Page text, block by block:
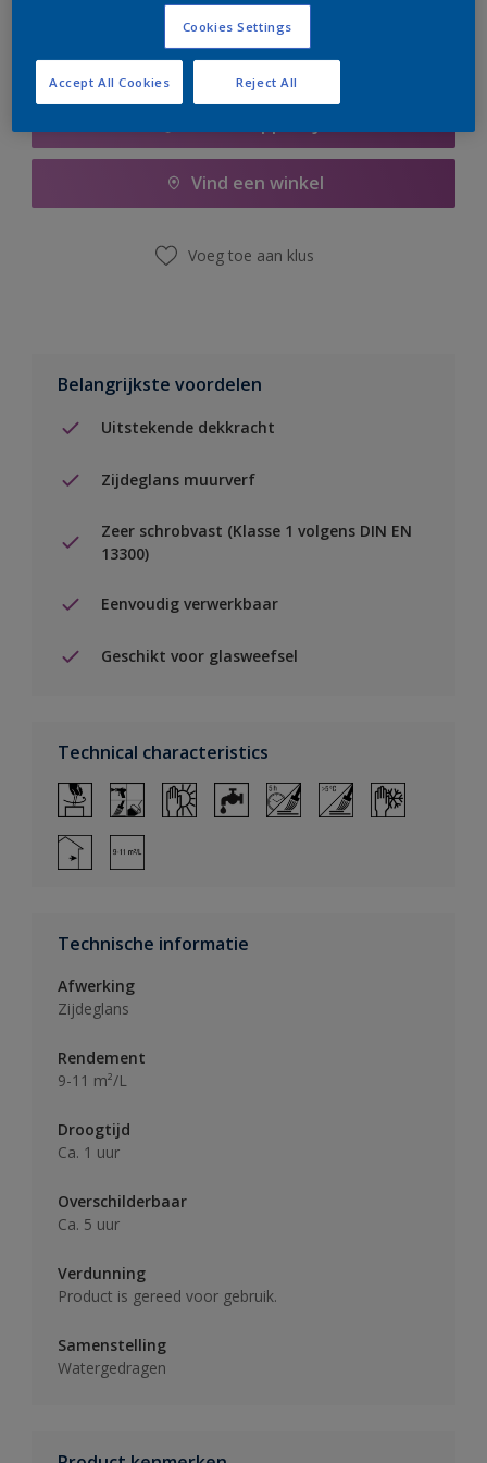
Vind een winkel
Voeg toe aan klus
Belangrijkste voordelen
Uitstekende dekkracht
Zijdeglans muurverf
Zeer schrobvast (Klasse 1 volgens DIN EN
13300)
Eenvoudig verwerkbaar
Geschikt voor glasweefsel
Technical characteristics
Technische informatie
Afwerking
Zijdeglans
Rendement
9-11 m²/L
Droogtijd
Ca. 1 uur
Overschilderbaar
Ca. 5 uur
Verdunning
Product is gereed voor gebruik.
Samenstelling
Watergedragen
Cookies Settings
Reject All
Accept All Cookies